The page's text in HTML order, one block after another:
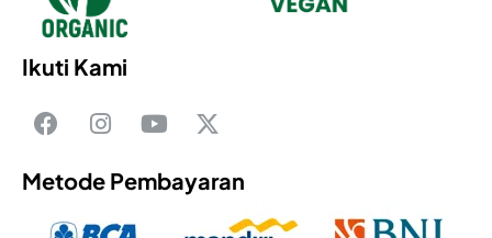
Ikuti Kami
Metode Pembayaran